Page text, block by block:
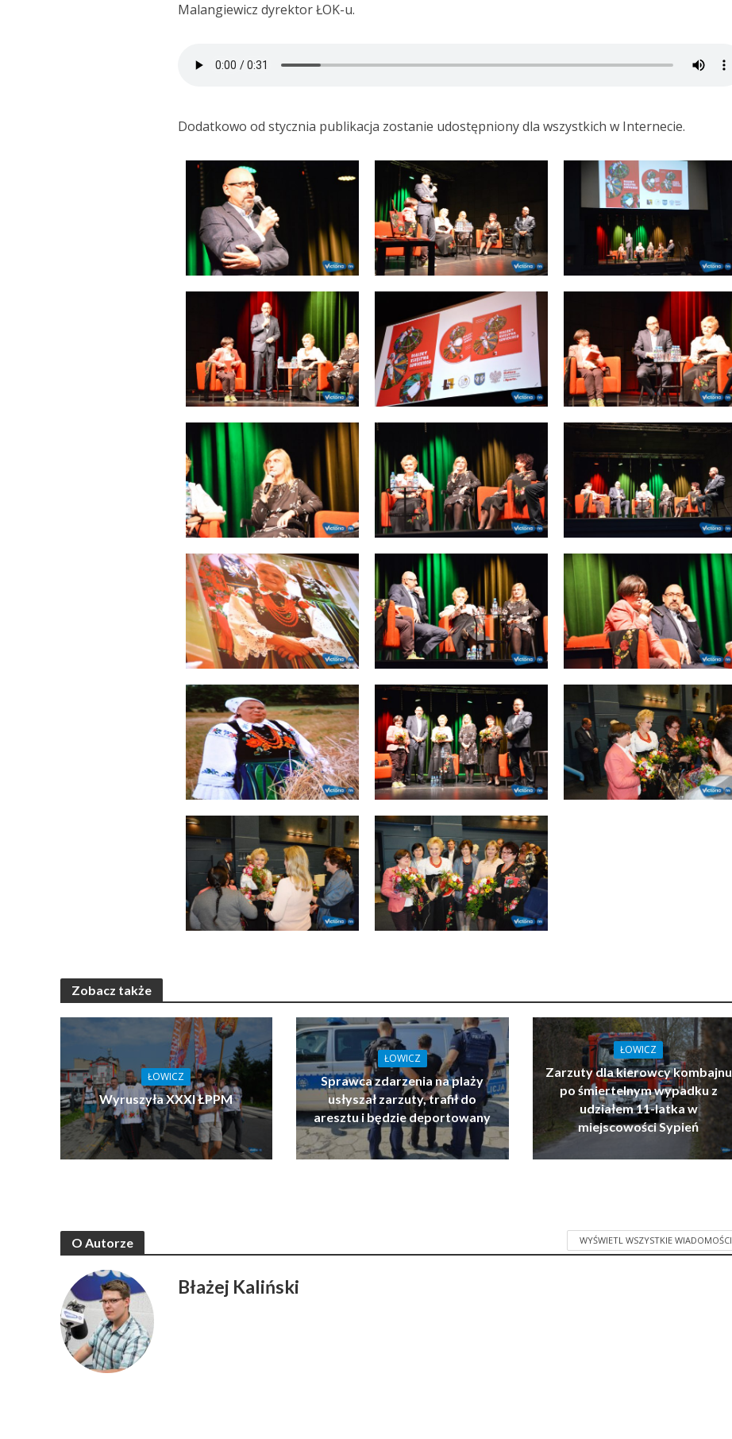
Malangiewicz dyrektor ŁOK-u.
Dodatkowo od stycznia publikacja zostanie udostępniony dla wszystkich w Internecie.
Zobacz także
ŁOWICZ
Wyruszyła XXXI ŁPPM
ŁOWICZ
Sprawca zdarzenia na plaży
usłyszał zarzuty, trafił do
aresztu i będzie deportowany
ŁOWICZ
Zarzuty dla kierowcy kombajnu
po śmiertelnym wypadku z
udziałem 11-latka w
miejscowości Sypień
O Autorze WYŚWIETL WSZYSTKIE WIADOMOŚCI
Błażej Kaliński